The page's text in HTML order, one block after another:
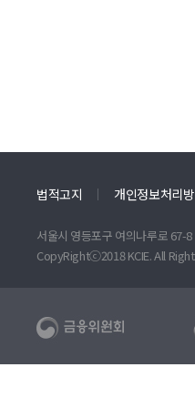
법적고지 개인정보처리
서울시 영등포구 여의나루로 67-
CopyRightⓒ2018 KCIE. All